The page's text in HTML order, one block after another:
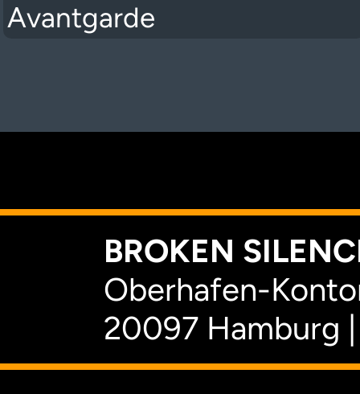
Avantgarde
BROKEN
Oberhafen-
20097 Hamburg